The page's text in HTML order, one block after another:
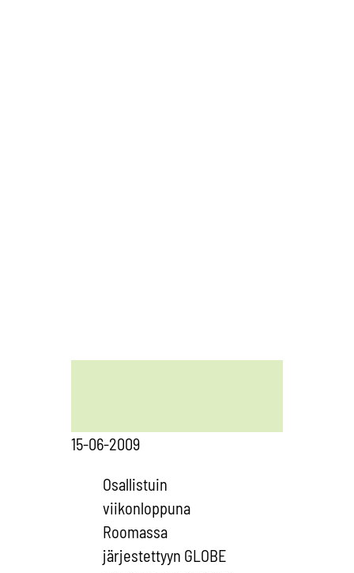
15-06-2009
Osallistuin
viikonloppuna
Roomassa
järjestettyyn GLOBE